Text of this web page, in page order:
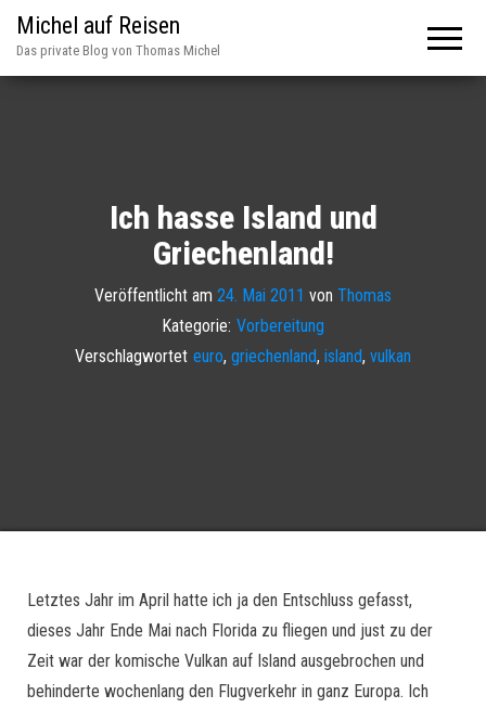
Michel auf Reisen
Das private Blog von Thomas Michel
Ich hasse Island und
Griechenland!
Veröffentlicht am 24. Mai 2011 von Thomas
Kategorie: Vorbereitung
Verschlagwortet euro, griechenland, island, vulkan
Letztes Jahr im April hatte ich ja den Entschluss gefasst,
dieses Jahr Ende Mai nach Florida zu fliegen und just zu der
Zeit war der komische Vulkan auf Island ausgebrochen und
behinderte wochenlang den Flugverkehr in ganz Europa. Ich